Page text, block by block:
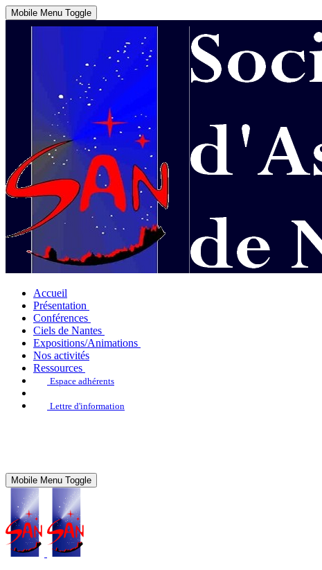
Mobile Menu Toggle
Accueil
Présentation
Conférences
Ciels de Nantes
Expositions/Animations
Nos activités
Ressources
Espace adhérents
Lettre d'information
Mobile Menu Toggle